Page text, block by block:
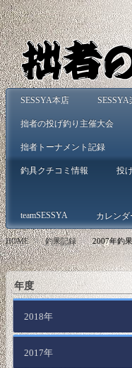
SESSYA本店
拙者の投げ釣り主催大会
拙者トーナメント記録
釣具クチコミ情報 投
teamSESSYA カレンダ
HOME > 釣果記録 > 2007年釣
年度
2018年
2017年